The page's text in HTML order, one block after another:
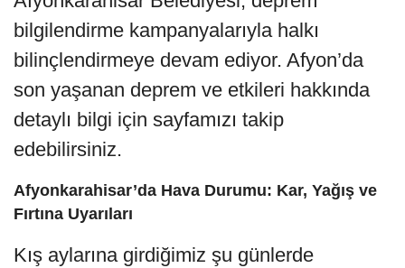
bilgilendirme kampanyalarıyla halkı
bilinçlendirmeye devam ediyor. Afyon’da
son yaşanan deprem ve etkileri hakkında
detaylı bilgi için sayfamızı takip
edebilirsiniz.
Afyonkarahisar’da Hava Durumu: Kar, Yağış ve
Fırtına Uyarıları
Kış aylarına girdiğimiz şu günlerde